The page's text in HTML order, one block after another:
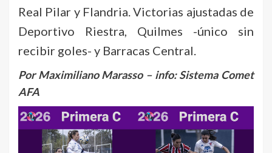
Real Pilar y Flandria. Victorias ajustadas de
Deportivo Riestra, Quilmes -único sin
recibir goles- y Barracas Central.
Por Maximiliano Marasso – info: Sistema Comet
AFA